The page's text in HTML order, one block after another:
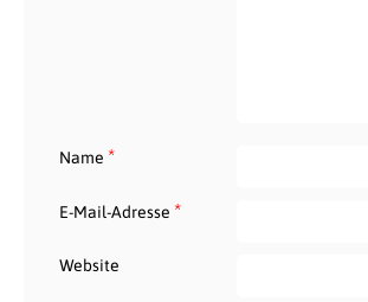
Name *
E-Mail-Adresse *
Website